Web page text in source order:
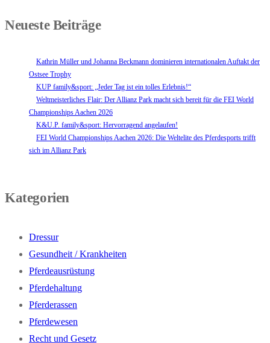
Neueste Beiträge
Kathrin Müller und Johanna Beckmann dominieren internationalen Auftakt der
Ostsee Trophy
KUP family&sport: „Jeder Tag ist ein tolles Erlebnis!“
Weltmeisterliches Flair: Der Allianz Park macht sich bereit für die FEI World
Championships Aachen 2026
K&U.P. family&sport: Hervorragend angelaufen!
FEI World Championships Aachen 2026: Die Weltelite des Pferdesports trifft
sich im Allianz Park
Kategorien
Dressur
Gesundheit / Krankheiten
Pferdeausrüstung
Pferdehaltung
Pferderassen
Pferdewesen
Recht und Gesetz